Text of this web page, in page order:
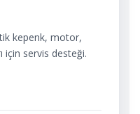
kepenk, motor,
için servis desteği.